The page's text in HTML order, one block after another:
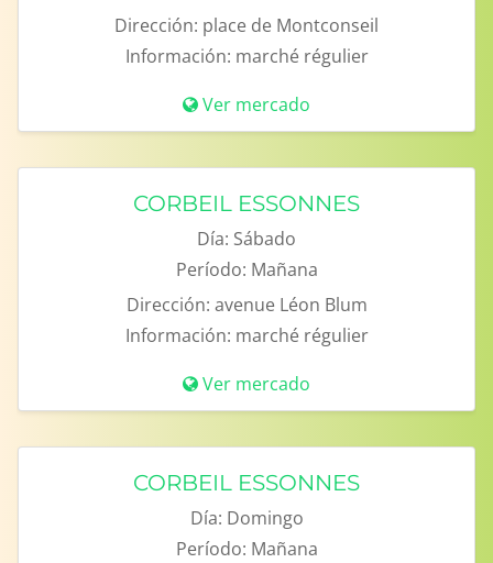
Dirección: place de Montconseil
Información: marché régulier
Ver mercado
CORBEIL ESSONNES
Día: Sábado
Período: Mañana
Dirección: avenue Léon Blum
Información: marché régulier
Ver mercado
CORBEIL ESSONNES
Día: Domingo
Período: Mañana